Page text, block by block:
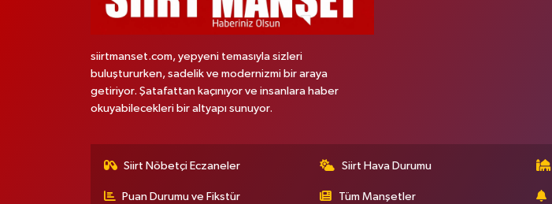
siirtmanset.com, yepyeni temasıyla sizleri
buluştururken, sadelik ve modernizmi bir araya
getiriyor. Şatafattan kaçınıyor ve insanlara haber
okuyabilecekleri bir altyapı sunuyor.
Siirt Nöbetçi Eczaneler Siirt Hava Durumu
Puan Durumu ve Fikstür Tüm Manşetler